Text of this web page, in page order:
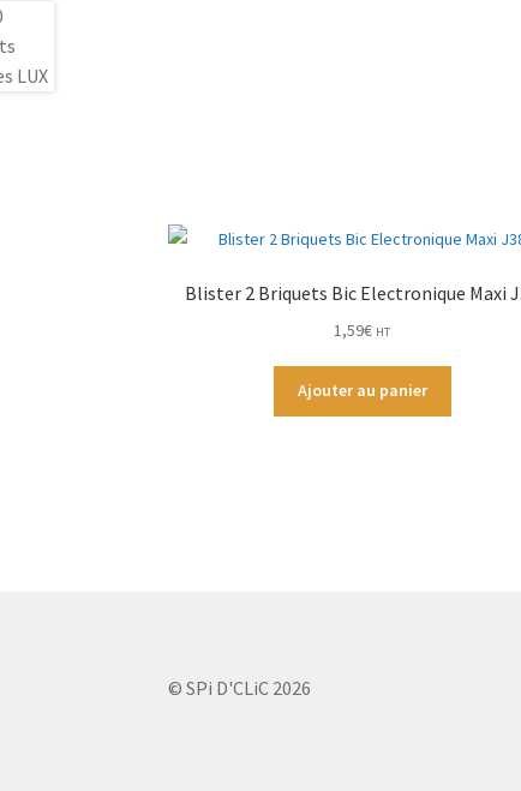
Blister 2 Briquets Bic Electronique Maxi
1,59€ HT
Ajouter au panier
© SPi D'CLiC 2026